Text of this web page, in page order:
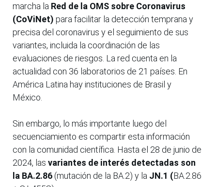
marcha la Red de la OMS sobre Coronavirus
(CoViNet) para facilitar la detección temprana y
precisa del coronavirus y el seguimiento de sus
variantes, incluida la coordinación de las
evaluaciones de riesgos. La red cuenta en la
actualidad con 36 laboratorios de 21 países. En
América Latina hay instituciones de Brasil y
México.
Sin embargo, lo más importante luego del
secuenciamiento es compartir esta información
con la comunidad científica. Hasta el 28 de junio de
2024, las variantes de interés detectadas son
la BA.2.86 (mutación de la BA.2) y la JN.1 (BA.2.86